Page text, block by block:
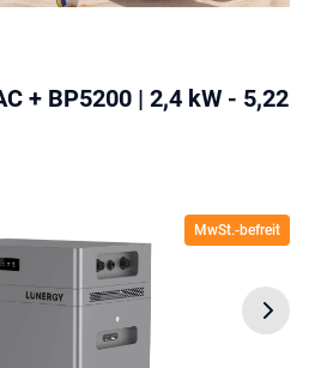
+ BP5200 | 2,4 kW - 5,22
MwSt.-befreit